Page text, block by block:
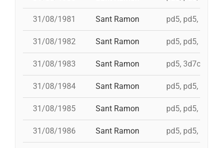
31/08/1981 Sant Ramon pd5, pd5, pd5,
31/08/1982 Sant Ramon pd5, pd5, pd5,
31/08/1983 Sant Ramon pd5, 3d7c,
31/08/1984 Sant Ramon pd5, pd5, pd5,
31/08/1985 Sant Ramon pd5, pd5, pd5,
31/08/1986 Sant Ramon pd5, pd5, pd5,